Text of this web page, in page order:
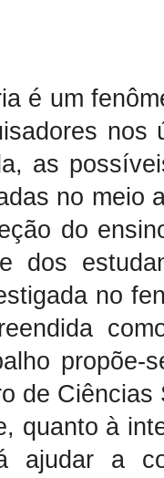
é um
nos
as
no meio
do
dos
no
propõe-
de
quanto à
ajudar a